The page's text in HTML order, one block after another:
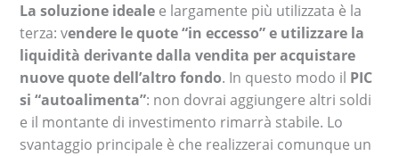
La soluzione ideale e largamente più utilizzata è la
terza: vendere le quote “in eccesso” e utilizzare la
liquidità derivante dalla vendita per acquistare
nuove quote dell’altro fondo. In questo modo il PIC
si “autoalimenta”: non dovrai aggiungere altri soldi
e il montante di investimento rimarrà stabile. Lo
svantaggio principale è che realizzerai comunque un